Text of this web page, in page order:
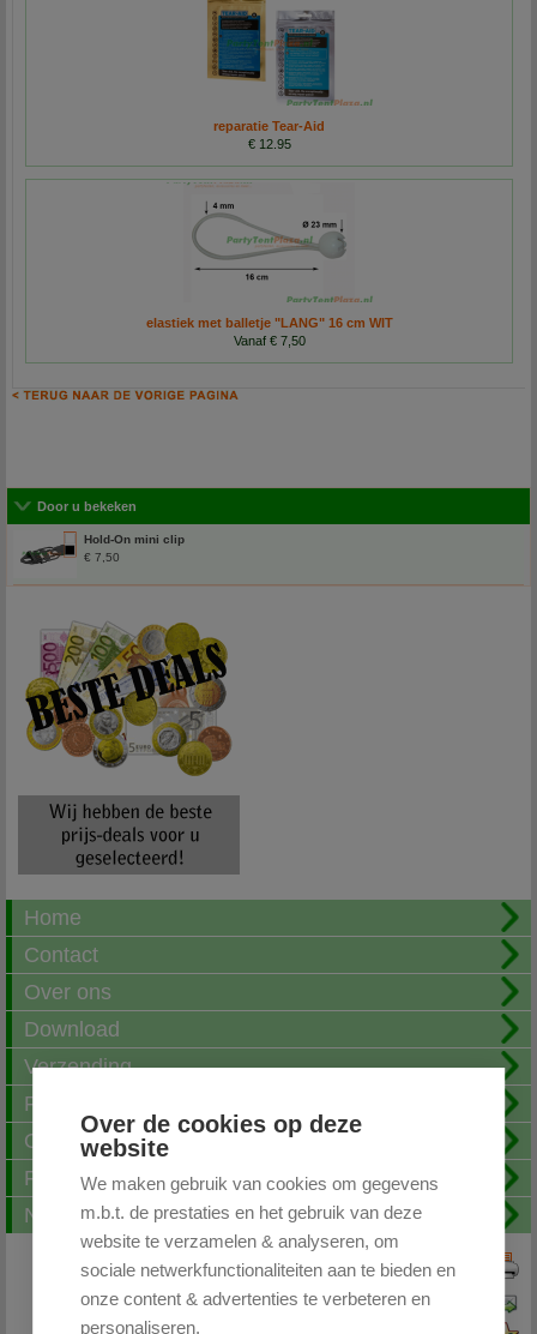
Over de cookies op deze
website
We maken gebruik van cookies om gegevens
m.b.t. de prestaties en het gebruik van deze
website te verzamelen & analyseren, om
sociale netwerkfunctionaliteiten aan te bieden en
onze content & advertenties te verbeteren en
personaliseren.
reparatie Tear-Aid
€ 12.95
elastiek met balletje "LANG" 16 cm WIT
Vanaf € 7,50
Door u bekeken
Hold-On mini clip
€ 7,50
Home
Contact
Over ons
Download
Verzending
Fotoalbum
Openingstijden
FAQ
Nieuwsbrief
Print deze pagina
Pagina doorsturen